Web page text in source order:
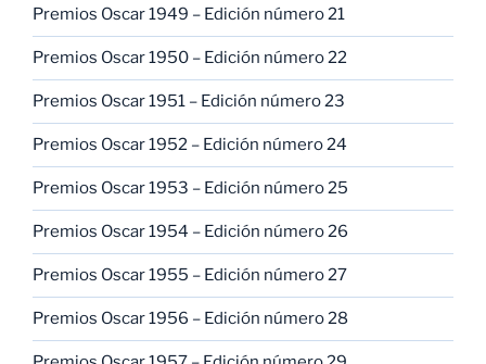
Premios Oscar 1949 – Edición número 21
Premios Oscar 1950 – Edición número 22
Premios Oscar 1951 – Edición número 23
Premios Oscar 1952 – Edición número 24
Premios Oscar 1953 – Edición número 25
Premios Oscar 1954 – Edición número 26
Premios Oscar 1955 – Edición número 27
Premios Oscar 1956 – Edición número 28